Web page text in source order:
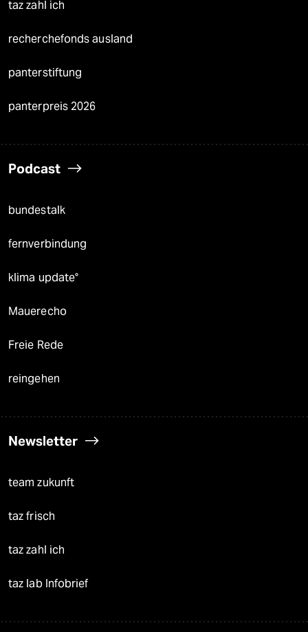
taz zahl ich
recherchefonds ausland
panterstiftung
panterpreis 2026
Podcast
bundestalk
fernverbindung
klima update°
Mauerecho
Freie Rede
reingehen
Newsletter
team zukunft
taz frisch
taz zahl ich
taz lab Infobrief